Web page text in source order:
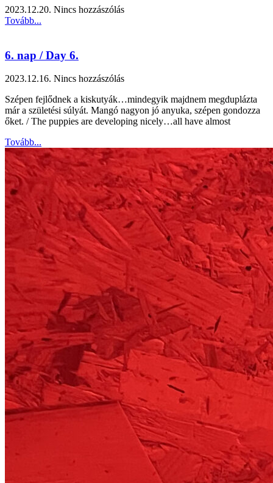
2023.12.20. Nincs hozzászólás
Tovább...
6. nap / Day 6.
2023.12.16. Nincs hozzászólás
Szépen fejlődnek a kiskutyák…mindegyik majdnem megduplázta
már a születési súlyát. Mangó nagyon jó anyuka, szépen gondozza
őket. / The puppies are developing nicely…all have almost
Tovább...